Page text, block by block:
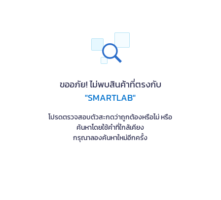
ขออภัย! ไม่พบสินค้าที่ตรงกับ
"SMARTLAB"
โปรดตรวจสอบตัวสะกดว่าถูกต้องหรือไม่ หรือ
ค้นหาโดยใช้คำที่ใกล้เคียง
กรุณาลองค้นหาใหม่อีกครั้ง